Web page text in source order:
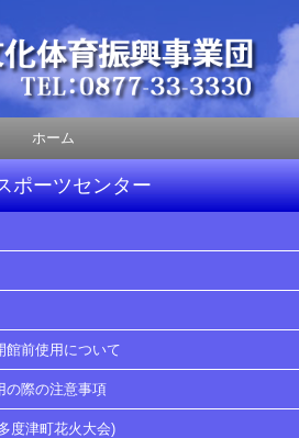
ホーム
ポーツセンター
館前使用について
の際の注意事項
度津町花火大会)